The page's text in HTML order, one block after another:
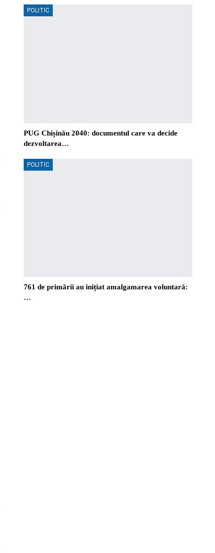
POLITIC
PUG Chișinău 2040: documentul care va decide
dezvoltarea…
POLITIC
761 de primării au inițiat amalgamarea voluntară:
…